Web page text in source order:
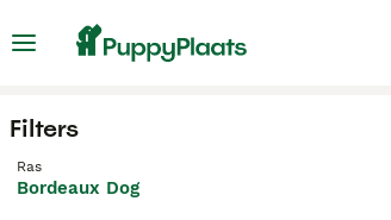
Filters
Ras
Bordeaux Dog